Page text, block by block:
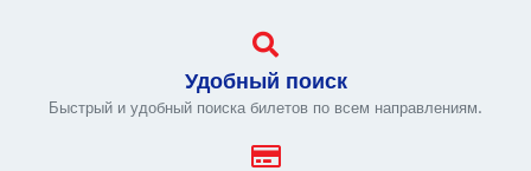
Удобный поиск
Быстрый и удобный поиска билетов по всем направлениям.